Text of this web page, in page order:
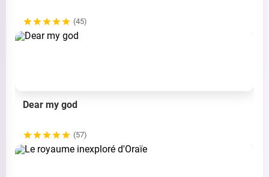
(45)
Dear my god
(57)